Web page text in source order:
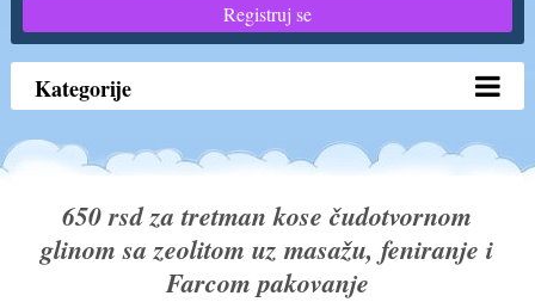
Registruj se
Kategorije
650 rsd za tretman kose čudotvornom
glinom sa zeolitom uz masažu, feniranje i
Farcom pakovanje